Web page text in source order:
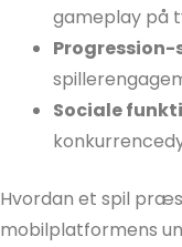
gameplay på
Sociale
Hvordan et spil
mobilplatformens